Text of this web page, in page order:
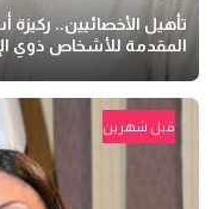
تأهيل الأخصائيين..
المقدمة للأشخاص ذوي
قبل شهرين